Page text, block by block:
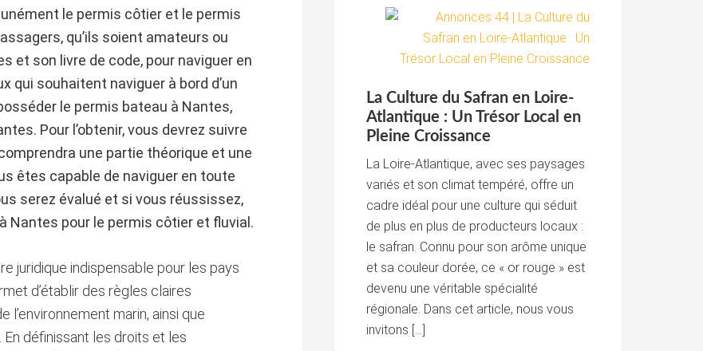
le permis côtier et le permis
qu’ils soient amateurs ou
et son livre de code, pour naviguer en
qui souhaitent naviguer à bord d’un
le permis bateau à Nantes,
Pour l’obtenir, vous devrez suivre
une partie théorique et une
êtes capable de naviguer en toute
serez évalué et si vous réussissez,
Nantes pour le permis côtier et fluvial.
juridique indispensable pour les pays
d’établir des règles claires
l’environnement marin, ainsi que
En définissant les droits et les
La Culture du Safran en Loire-
Atlantique : Un Trésor Local en
Pleine Croissance
La Loire-Atlantique, avec ses paysages
variés et son climat tempéré, offre un
cadre idéal pour une culture qui séduit
de plus en plus de producteurs locaux :
le safran. Connu pour son arôme unique
et sa couleur dorée, ce « or rouge » est
devenu une véritable spécialité
régionale. Dans cet article, nous vous
invitons […]